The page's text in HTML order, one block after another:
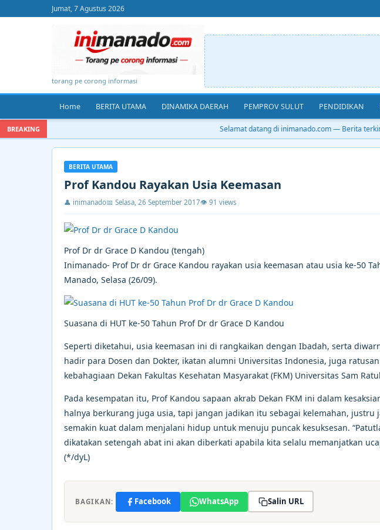
Jumat, 7 Agustus 2026
torang pe corong informasi
Home BERITA UTAMA DINAMIKA DAERAH PEMPROV SULUT PENDIDIKAN
BREAKING Selamat datang di inimanado.com — Berita terkini
BERITA UTAMA
Prof Kandou Rayakan Usia Keemasan
👤 inimanado📅 Selasa, 26 September 2017👁 91 views
Prof Dr dr Grace D Kandou (tengah)
Inimanado- Prof Dr dr Grace Kandou rayakan usia keemasan atau usia ke-50
Manado, Selasa (26/09).
Suasana di HUT ke-50 Tahun Prof Dr dr Grace D Kandou
Seperti diketahui, usia keemasan ini di rangkaikan dengan Ibadah, serta
hadir para Dosen dan Dokter, ikatan alumni Universitas Indonesia, juga
kebahagiaan Dekan Fakultas Kesehatan Masyarakat (FKM) Universitas Sam
Pada kesempatan itu, Prof Kandou sapaan akrab Dekan FKM ini dalam
halnya berkurang juga usia, tapi jangan jadikan itu sebagai kelemahan, justru
semakin kuat dalam menjalani hidup untuk menuju puncak kesuksesan.
dikatakan setengah abat ini akan diberkati apabila kita selalu memanjatkan
(*/dyL)
BAGIKAN: Facebook WhatsApp Salin URL